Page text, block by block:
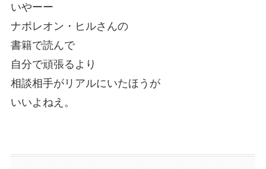
いやーー
ナポレオン・ヒルさんの
書籍で読んで
自分で頑張るより
相談相手がリアルにいたほうが
いいよねえ。